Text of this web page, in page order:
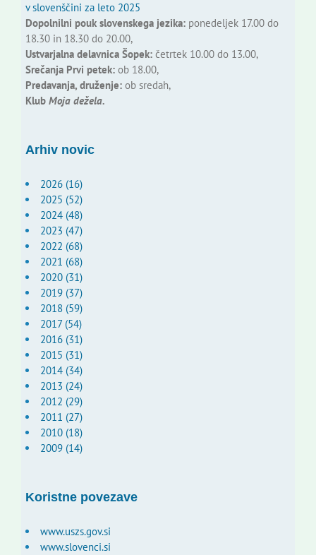
v slovenščini za leto 2025
Dopolnilni pouk slovenskega jezika:ponedeljek 17.00 do
18.30 in 18.30 do 20.00,
Ustvarjalna delavnica Šopek:četrtek 10.00 do 13.00,
Srečanja Prvi petek:ob 18.00,
Predavanja, druženje:ob sredah,
Klub Moja dežela.
Arhiv novic
2026 (16)
2025 (52)
2024 (48)
2023 (47)
2022 (68)
2021 (68)
2020 (31)
2019 (37)
2018 (59)
2017 (54)
2016 (31)
2015 (31)
2014 (34)
2013 (24)
2012 (29)
2011 (27)
2010 (18)
2009 (14)
Koristne povezave
www.uszs.gov.si
www.slovenci.si